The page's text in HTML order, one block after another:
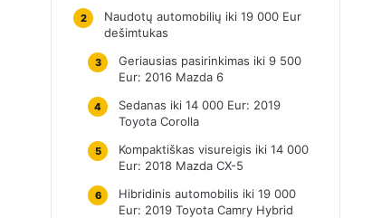
2
Naudotų automobilių iki 19 000 Eur
dešimtukas
3
Geriausias pasirinkimas iki 9 500
Eur: 2016 Mazda 6
4
Sedanas iki 14 000 Eur: 2019
Toyota Corolla
5
Kompaktiškas visureigis iki 14 000
Eur: 2018 Mazda CX-5
6
Hibridinis automobilis iki 19 000
Eur: 2019 Toyota Camry Hybrid